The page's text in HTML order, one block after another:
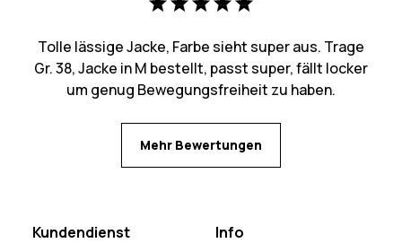
Tolle lässige Jacke, Farbe sieht super aus. Trage
Gr. 38, Jacke in M bestellt, passt super, fällt locker
um genug Bewegungsfreiheit zu haben.
Mehr Bewertungen
Kundendienst Info